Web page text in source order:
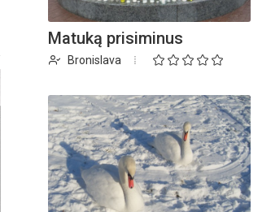
Matuką prisiminus
Bronislava